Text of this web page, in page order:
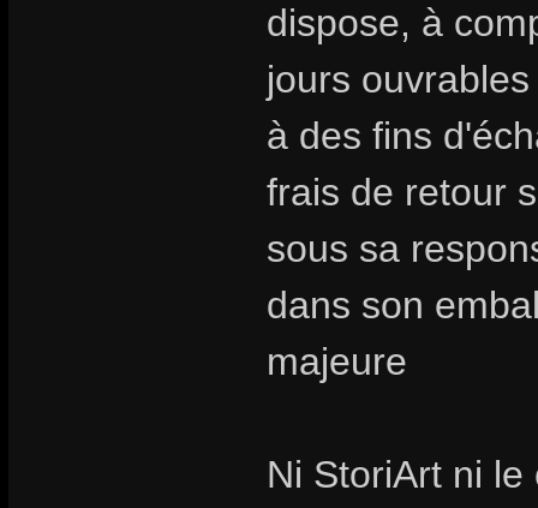
dispose, à
jours
à des fins
frais de retour
sous sa
dans son
majeure
Ni StoriArt ni